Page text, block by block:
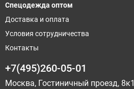
Спецодежда оптом
Доставка и оплата
Условия сотрудничества
Контакты
+7(495)260-05-01
Москва, Гостиничный проезд, 8к1